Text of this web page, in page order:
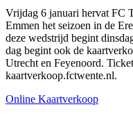
Vrijdag 6 januari hervat FC
Emmen het seizoen in de
deze wedstrijd begint
dag begint ook de
Utrecht en Feyenoord.
kaartverkoop.fctwente.nl.
Online Kaartverkoop